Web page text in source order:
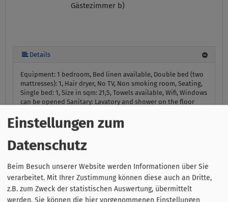
Gästezimmer b)
Details
Equipment: 1 bedroom, Bed linen available, Double bed (two
mattresses): 1, Hair dryer, No TV, Non smoking room, Seating,
Single bed: 1, Size in sqm: 21,5, Towels available, Wifi, Windows
can be opened Sanitary: Lavatory and shower on the floor
Gästezimmer d)
Einstellungen zum
Datenschutz
Beim Besuch unserer Website werden Informationen über Sie
verarbeitet. Mit Ihrer Zustimmung können diese auch an Dritte,
z.B. zum Zweck der statistischen Auswertung, übermittelt
werden. Sie können die hier vorgenommenen Einstellungen